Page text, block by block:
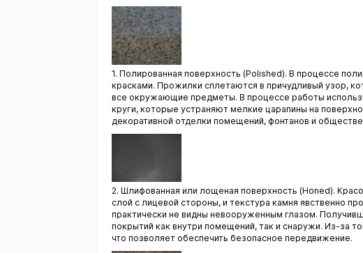
1. Полированная поверхность (Polished). В процессе
красками. Прожилки сплетаются в причудливый узор,
все окружающие предметы. В процессе работы
круги, которые устраняют мелкие царапины на
декоративной отделки помещений, фонтанов и
2. Шлифованная или лощеная поверхность (Honed).
слой с лицевой стороны, и текстура камня явственно
практически не видны невооруженным глазом.
покрытий как внутри помещений, так и снаружи. Из-за
что позволяет обеспечить безопасное передвижение.